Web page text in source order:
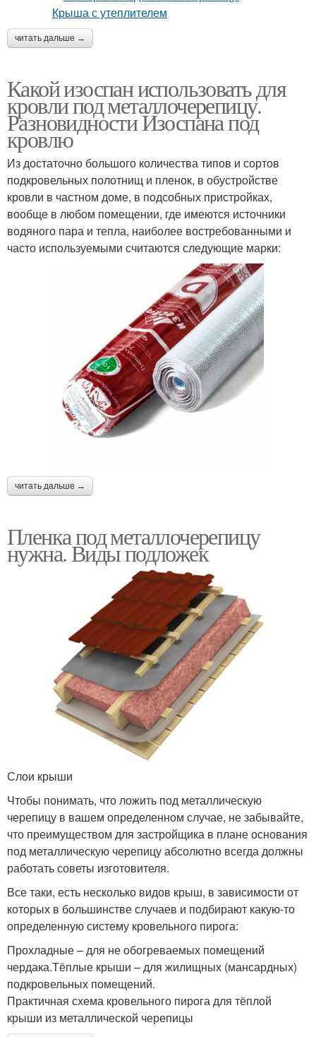
читать дальше →
Какой изоспан использовать для
кровли под металлочерепицу.
Разновидности Изоспана под
кровлю
Из достаточно большого количества типов и сортов
подкровельных полотнищ и пленок, в обустройстве
кровли в частном доме, в подсобных пристройках,
вообще в любом помещении, где имеются источники
водяного пара и тепла, наиболее востребованными и
часто используемыми считаются следующие марки:
читать дальше →
Пленка под металлочерепицу
нужна. Виды подложек
Слои крыши
Чтобы понимать, что ложить под металлическую
черепицу в вашем определенном случае, не забывайте,
что преимуществом для застройщика в плане основания
под металлическую черепицу абсолютно всегда должны
работать советы изготовителя.
Все таки, есть несколько видов крыш, в зависимости от
которых в большинстве случаев и подбирают какую-то
определенную систему кровельного пирога:
Прохладные – для не обогреваемых помещений
чердака.Тёплые крыши – для жилищных (мансардных)
подкровельных помещений.
Практичная схема кровельного пирога для тёплой
крыши из металлической черепицы